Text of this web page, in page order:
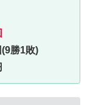
勝1敗)